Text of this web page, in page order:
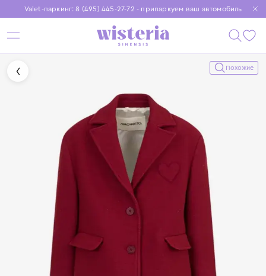
Valet-паркинг: 8 (495) 445-27-72 - припаркуем ваш автомобиль
Бесплатная доставка при заказе от 15 000 ₽
Установите приложение, чтобы покупки были еще удобнее
Похожие